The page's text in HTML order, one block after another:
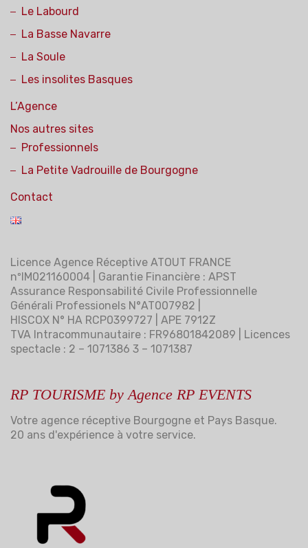
Le Labourd
La Basse Navarre
La Soule
Les insolites Basques
L’Agence
Nos autres sites
Professionnels
La Petite Vadrouille de Bourgogne
Contact
Licence Agence Réceptive ATOUT FRANCE
nºIM021160004 | Garantie Financière : APST
Assurance Responsabilité Civile Professionnelle
Générali Professionels N°AT007982 |
HISCOX N° HA RCP0399727 | APE 7912Z
TVA Intracommunautaire : FR96801842089 | Licences
spectacle : 2 – 1071386 3 – 1071387
RP TOURISME by Agence RP EVENTS
Votre agence réceptive Bourgogne et Pays Basque.
20 ans d'expérience à votre service.